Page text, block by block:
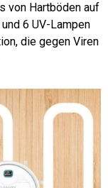
von Hartböden auf
6 UV-Lampen
die gegen Viren